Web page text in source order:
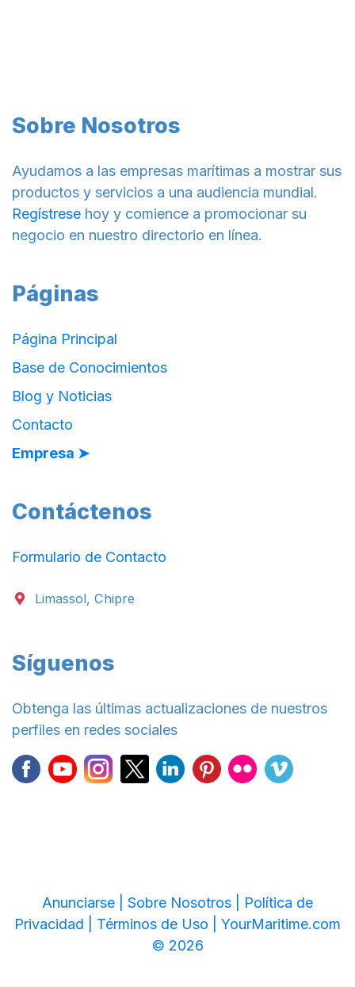
Sobre Nosotros
Ayudamos a las empresas marítimas a mostrar sus
productos y servicios a una audiencia mundial.
Regístrese hoy y comience a promocionar su
negocio en nuestro directorio en línea.
Páginas
Página Principal
Base de Conocimientos
Blog y Noticias
Contacto
Empresa ➤
Contáctenos
Formulario de Contacto
Limassol, Chipre
Síguenos
Obtenga las últimas actualizaciones de nuestros
perfiles en redes sociales
Anunciarse | Sobre Nosotros | Política de
Privacidad | Términos de Uso | YourMaritime.com
© 2026